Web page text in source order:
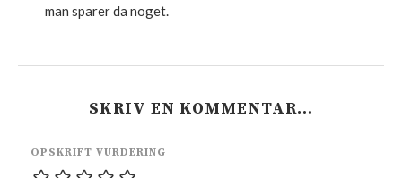
man sparer da noget.
SKRIV EN KOMMENTAR…
OPSKRIFT VURDERING